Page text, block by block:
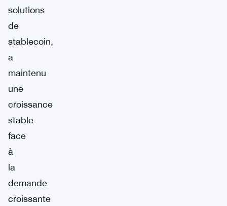
solutions
de
stablecoin,
a
maintenu
une
croissance
stable
face
à
la
demande
croissante